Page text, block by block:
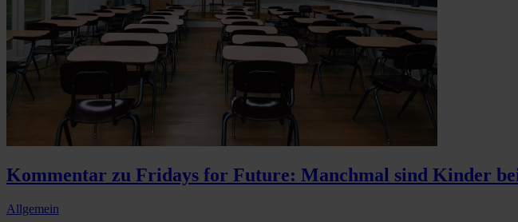
Kommentar zu Fridays for Future: Manchmal sind Kinder
Allgemein